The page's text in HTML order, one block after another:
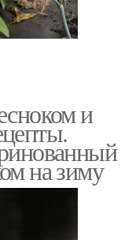
и
на зиму